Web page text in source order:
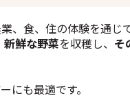
、食、住の体験を通
新鮮な野菜を収穫し、 そ
にも最適です。